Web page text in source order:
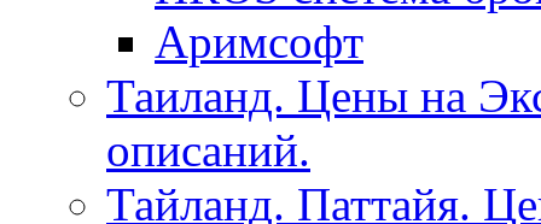
Аримсофт
Таиланд. Цены на
описаний.
Тайланд. Паттайя.